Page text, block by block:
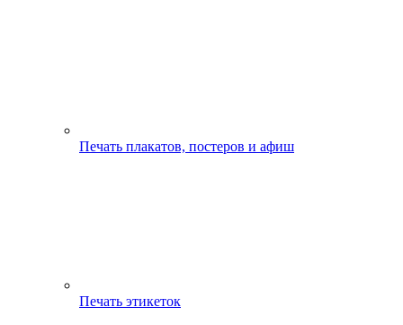
Печать плакатов, постеров и афиш
Печать этикеток